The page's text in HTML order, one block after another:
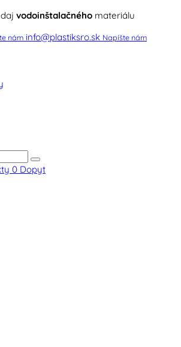
vodoinštalačného materiálu
nám info@plastiksro.sk Napíšte nám
0 Dopyt